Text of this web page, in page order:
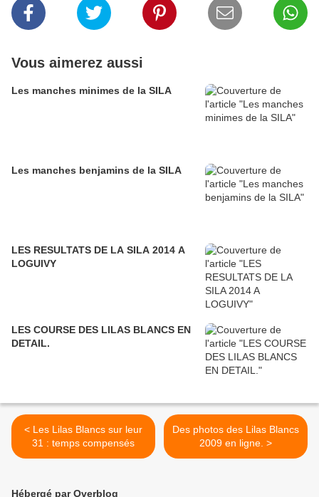
Vous aimerez aussi
Les manches minimes de la SILA
Les manches benjamins de la SILA
LES RESULTATS DE LA SILA 2014 A
LOGUIVY
LES COURSE DES LILAS BLANCS EN
DETAIL.
< Les Lilas Blancs sur leur
31 : temps compensés
Des photos des Lilas Blancs
2009 en ligne. >
Hébergé par Overblog